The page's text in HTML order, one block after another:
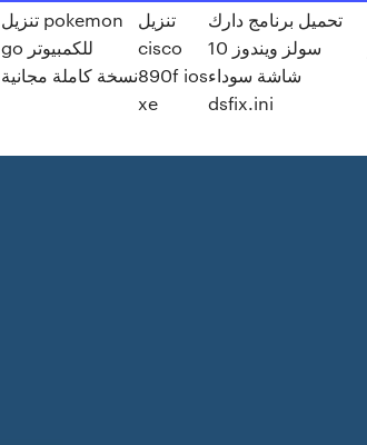
تنزيل pokemon
go للكمبيوتر
نسخة كاملة مجانية
تنزيل
cisco
890f ios
xe
تحميل برنامج دارك
سولز ويندوز 10
شاشة سوداء
dsfix.ini